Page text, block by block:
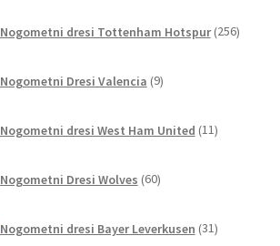
Nogometni dresi Tottenham Hotspur 256
Nogometni Dresi Valencia 9izdelkov
Nogometni dresi West Ham United 11izdelkov
Nogometni Dresi Wolves 60izdelkov
Nogometni dresi Bayer Leverkusen 31izdelkov